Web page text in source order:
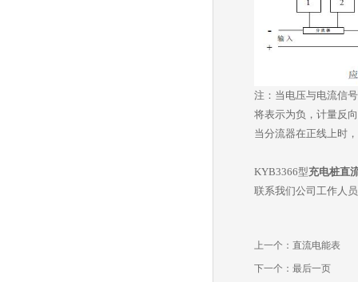
注：当电压与电流信
将表示为负，计量反
当分流器在正线上时
KYB3366型充电桩直
联系我们公司工作人
上一个： 直流电能表
下一个： 最后一页